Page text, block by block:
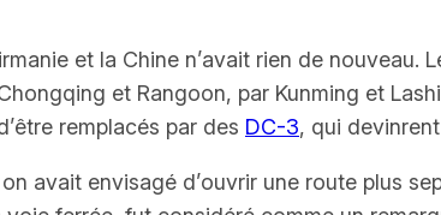
et la Chine n’avait rien de nouveau.
et Rangoon, par Kunming et
remplacés par des DC-3, qui
avait envisagé d’ouvrir une route plus